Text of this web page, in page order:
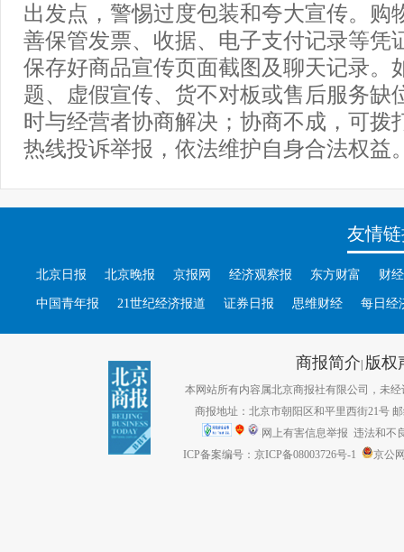
出发点，警惕过度包装和夸大宣传。购
善保管发票、收据、电子支付记录等凭
保存好商品宣传页面截图及聊天记录。
题、虚假宣传、货不对板或售后服务缺
时与经营者协商解决；协商不成，可拨
热线投诉举报，依法维护自身合法权益
友情
北京日报 北京晚报 京报网 经济观察报 东方财富 财
中国青年报 21世纪经济报道 证券日报 思维财经 每日经
商报简介| 版权
本网站所有内容属北京商报社有限公司，未经
商报地址：北京市朝阳区和平里西街21号
网上有害信息举报 违法和不
ICP备案编号：京ICP备08003726号-1
京公